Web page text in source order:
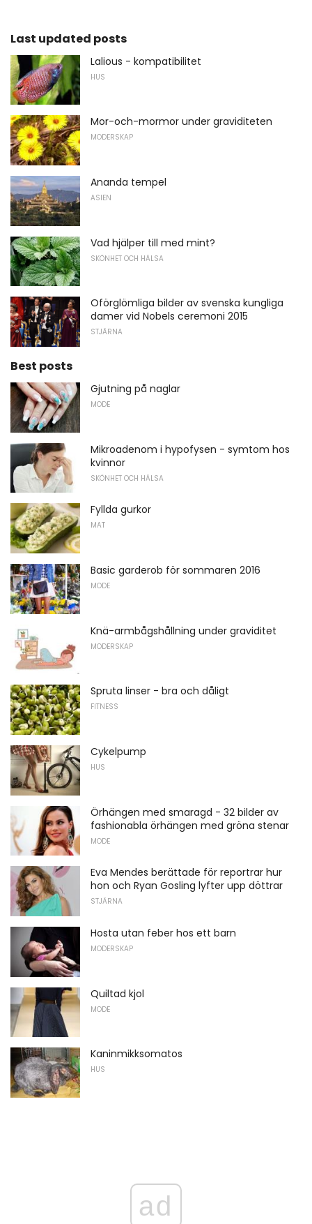
Last updated posts
Lalious - kompatibilitet
HUS
Mor-och-mormor under graviditeten
MODERSKAP
Ananda tempel
ASIEN
Vad hjälper till med mint?
SKÖNHET OCH HÄLSA
Oförglömliga bilder av svenska kungliga
damer vid Nobels ceremoni 2015
STJÄRNA
Best posts
Gjutning på naglar
MODE
Mikroadenom i hypofysen - symtom hos
kvinnor
SKÖNHET OCH HÄLSA
Fyllda gurkor
MAT
Basic garderob för sommaren 2016
MODE
Knä-armbågshållning under graviditet
MODERSKAP
Spruta linser - bra och dåligt
FITNESS
Cykelpump
HUS
Örhängen med smaragd - 32 bilder av
fashionabla örhängen med gröna stenar
MODE
Eva Mendes berättade för reportrar hur
hon och Ryan Gosling lyfter upp döttrar
STJÄRNA
Hosta utan feber hos ett barn
MODERSKAP
Quiltad kjol
MODE
Kaninmikksomatos
HUS
ad